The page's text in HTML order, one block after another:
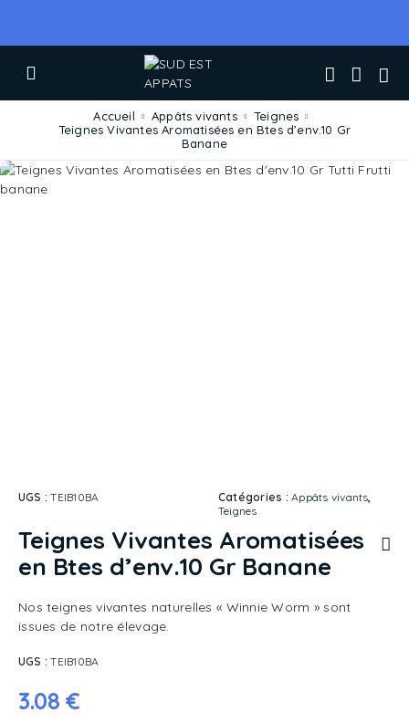
Accueil Appâts vivants
Teignes
Teignes Vivantes Aromatisées en Btes d’env.10 Gr
Banane
UGS :TEIB10BA Catégories :Appâts vivants,
Teignes
Teignes Vivantes Aromatisées
en Btes d’env.10 Gr Banane
Nos teignes vivantes naturelles « Winnie Worm » sont
issues de notre élevage.
UGS :TEIB10BA
3.08 €